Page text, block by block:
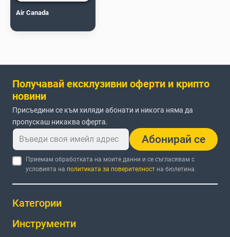
Air Canada
Получавай ексклузивни оферти и крипто
новини
Присъедини се към хиляди абонати и никога няма да
пропускаш никаква оферта.
Абонирай се
Приемам обработката на моите данни и се съгласявам с
условията на политиката за поверителност на бюлетина.
Категории
Инструменти